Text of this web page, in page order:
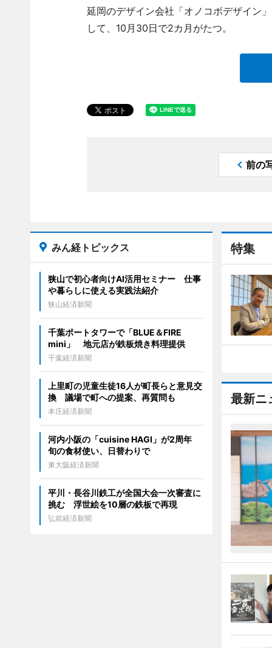
延岡のデザイン会社「オノコボデザイン
して、10月30日で2カ月がたつ。
前の
特集
最新ニ
みん経トピックス
狭山で初心者向けAI活用セミナー 仕事
や暮らしに使える実践法紹介
狭山経済新聞
千葉ポートタワーで「BLUE＆FIRE
mini」 地元店が鉄板焼き料理提供
千葉経済新聞
上里町の児童生徒16人が町長らと意見交
換 議場で町への提案、再質問も
本庄経済新聞
河内小阪の「cuisine HAGI」が2周年
旬の食材使い、日替わりで
東大阪経済新聞
平川・長谷川鉄工が全国大会一次審査に
挑む 浮世絵を10層の鉄板で再現
弘前経済新聞